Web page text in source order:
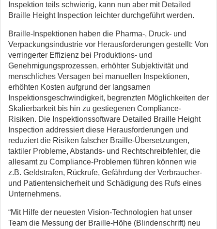
Inspektion teils schwierig, kann nun aber mit Detailed
Braille Height Inspection leichter durchgeführt werden.
Braille-Inspektionen haben die Pharma-, Druck- und
Verpackungsindustrie vor Herausforderungen gestellt: Von
verringerter Effizienz bei Produktions- und
Genehmigungsprozessen, erhöhter Subjektivität und
menschliches Versagen bei manuellen Inspektionen,
erhöhten Kosten aufgrund der langsamen
Inspektionsgeschwindigkeit, begrenzten Möglichkeiten der
Skalierbarkeit bis hin zu gestiegenen Compliance-
Risiken. Die Inspektionssoftware Detailed Braille Height
Inspection addressiert diese Herausforderungen und
reduziert die Risiken falscher Braille-Übersetzungen,
taktiler Probleme, Abstands- und Rechtschreibfehler, die
allesamt zu Compliance-Problemen führen können wie
z.B. Geldstrafen, Rückrufe, Gefährdung der Verbraucher-
und Patientensicherheit und Schädigung des Rufs eines
Unternehmens.
“Mit Hilfe der neuesten Vision-Technologien hat unser
Team die Messung der Braille-Höhe (Blindenschrift) neu